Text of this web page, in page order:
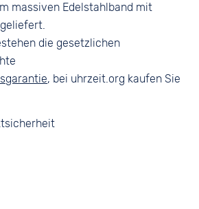
massiven Edelstahlband mit
die gesetzlichen
, bei uhrzeit.org kaufen Sie